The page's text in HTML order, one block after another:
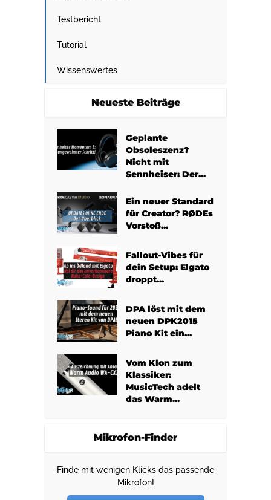
Testbericht
Tutorial
Wissenswertes
Neueste Beiträge
Geplante
Obsoleszenz?
Nicht mit
Sennheiser: Der...
Ein neuer Standard
für Creator? RØDEs
Vorstoß...
Fallout-Vibes für
dein Setup: Elgato
droppt...
DPA löst mit dem
neuen DPK2015
Piano Kit ein...
Vom Klon zum
Klassiker:
MusicTech adelt
das Warm...
Mikrofon-Finder
Finde mit wenigen Klicks das passende
Mikrofon!